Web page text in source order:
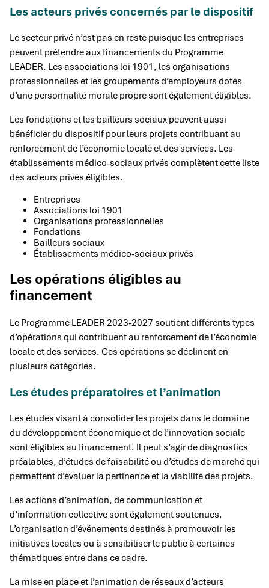
Les acteurs privés concernés par le dispositif
Le secteur privé n’est pas en reste puisque les entreprises
peuvent prétendre aux financements du Programme
LEADER. Les associations loi 1901, les organisations
professionnelles et les groupements d’employeurs dotés
d’une personnalité morale propre sont également éligibles.
Les fondations et les bailleurs sociaux peuvent aussi
bénéficier du dispositif pour leurs projets contribuant au
renforcement de l’économie locale et des services. Les
établissements médico-sociaux privés complètent cette liste
des acteurs privés éligibles.
Entreprises
Associations loi 1901
Organisations professionnelles
Fondations
Bailleurs sociaux
Établissements médico-sociaux privés
Les opérations éligibles au
financement
Le Programme LEADER 2023-2027 soutient différents types
d’opérations qui contribuent au renforcement de l’économie
locale et des services. Ces opérations se déclinent en
plusieurs catégories.
Les études préparatoires et l’animation
Les études visant à consolider les projets dans le domaine
du développement économique et de l’innovation sociale
sont éligibles au financement. Il peut s’agir de diagnostics
préalables, d’études de faisabilité ou d’études de marché qui
permettent d’évaluer la pertinence et la viabilité des projets.
Les actions d’animation, de communication et
d’information collective sont également soutenues.
L’organisation d’événements destinés à promouvoir les
initiatives locales ou à sensibiliser le public à certaines
thématiques entre dans ce cadre.
La mise en place et l’animation de réseaux d’acteurs